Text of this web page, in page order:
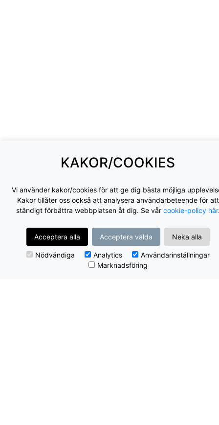
KAKOR/COOKIES
Vi använder kakor/cookies för att ge dig bästa möjliga
Kakor tillåter oss också att analysera användarbeteende för att
ständigt förbättra webbplatsen åt dig. Se vår cookie-policy här
Acceptera alla Acceptera valda Neka alla
Nödvändiga Analytics
Användarinställningar
Marknadsföring